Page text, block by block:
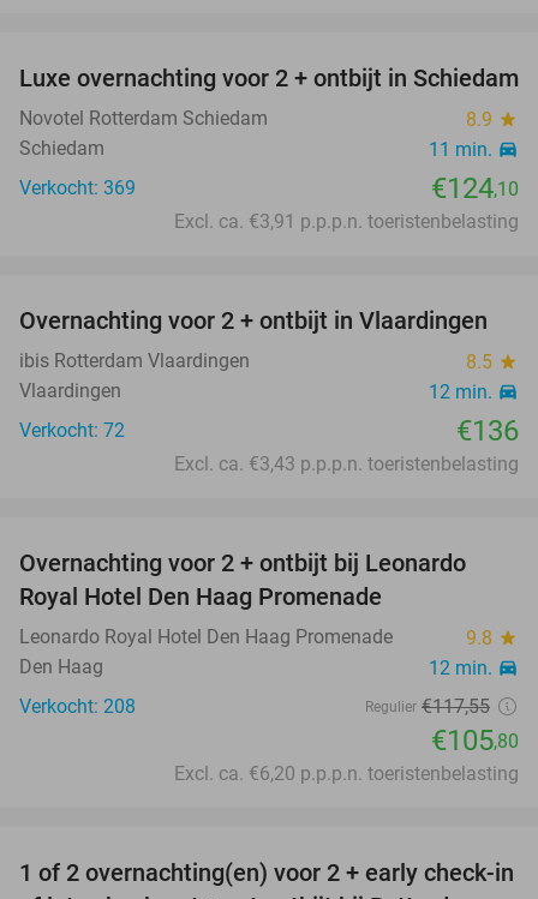
Luxe overnachting voor 2 + ontbijt in Schiedam
Novotel Rotterdam Schiedam 8.9 star
Schiedam 11 min. directions_car
Verkocht: 369 €124,10
Excl. ca. €3,91 p.p.p.n. toeristenbelasting
Overnachting voor 2 + ontbijt in Vlaardingen
ibis Rotterdam Vlaardingen 8.5 star
Vlaardingen 12 min. directions_car
Verkocht: 72 €136
Excl. ca. €3,43 p.p.p.n. toeristenbelasting
10%
Overnachting voor 2 + ontbijt bij Leonardo
Royal Hotel Den Haag Promenade
Leonardo Royal Hotel Den Haag Promenade 9.8 star
Den Haag 12 min. directions_car
Verkocht: 208 Regulier €117,55
€105,80
Excl. ca. €6,20 p.p.p.n. toeristenbelasting
25%
1 of 2 overnachting(en) voor 2 + early check-in